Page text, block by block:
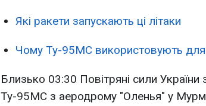
Які ракети запускають ці літаки
Чому Ту-95МС використовують для
Близько 03:30 Повітряні сили України
Ту-95МС з аеродрому "Оленья" у